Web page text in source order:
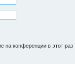
на конференции в этот раз